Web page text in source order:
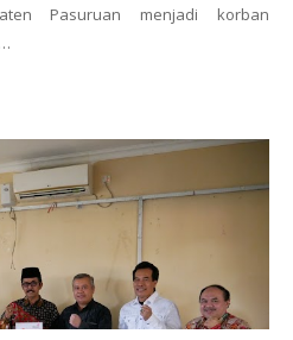
Pasuruan menjadi korban